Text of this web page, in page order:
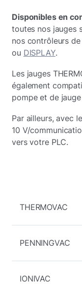
Disponibles en
toutes nos jauges
nos contrôleurs
ou DISPLAY.
Les jauges
également
pompe et de jauge
Par ailleurs, avec
10 V/
vers votre PLC.
THERMOVAC
PENNINGVAC
IONIVAC